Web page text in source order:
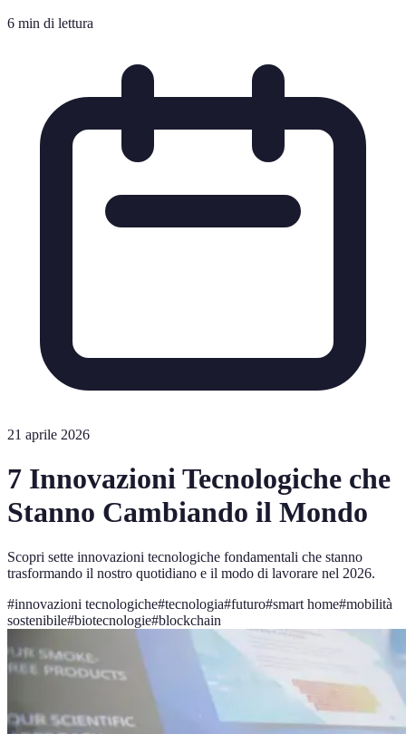
6 min di lettura
21 aprile 2026
7 Innovazioni Tecnologiche che
Stanno Cambiando il Mondo
Scopri sette innovazioni tecnologiche fondamentali che stanno
trasformando il nostro quotidiano e il modo di lavorare nel 2026.
#innovazioni tecnologiche#tecnologia#futuro#smart home#mobilità
sostenibile#biotecnologie#blockchain